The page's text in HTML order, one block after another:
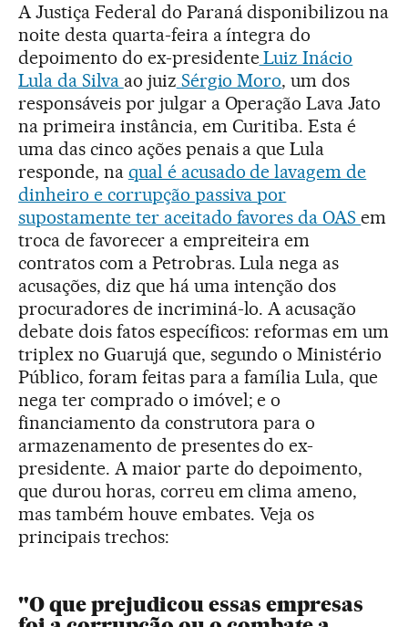
A Justiça Federal do Paraná disponibilizou na
noite desta quarta-feira a íntegra do
depoimento do ex-presidenteLuiz Inácio
Lula da Silva ao juiz Sérgio Moro, um dos
responsáveis por julgar a Operação Lava Jato
na primeira instância, em Curitiba. Esta é
uma das cinco ações penais a que Lula
responde, na qual é acusado de lavagem de
dinheiro e corrupção passiva por
supostamente ter aceitado favores da OASem
troca de favorecer a empreiteira em
contratos com a Petrobras. Lula nega as
acusações, diz que há uma intenção dos
procuradores de incriminá-lo. A acusação
debate dois fatos específicos: reformas em um
triplex no Guarujá que, segundo o Ministério
Público, foram feitas para a família Lula, que
nega ter comprado o imóvel; e o
financiamento da construtora para o
armazenamento de presentes do ex-
presidente. A maior parte do depoimento,
que durou horas, correu em clima ameno,
mas também houve embates. Veja os
principais trechos:
"O que prejudicou essas empresas